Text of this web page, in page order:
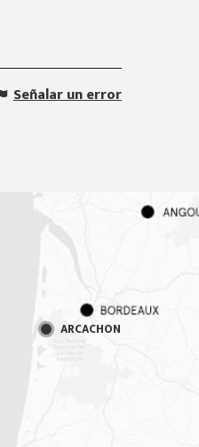
Señalar un error
ARCACHON